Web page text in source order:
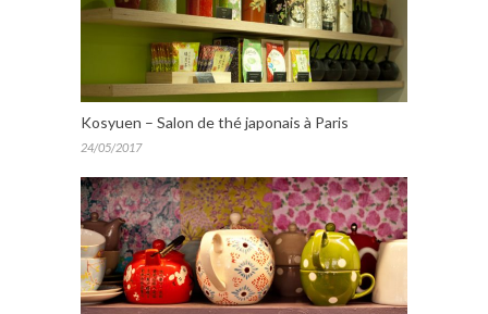
Kosyuen – Salon de thé japonais à Paris
24/05/2017